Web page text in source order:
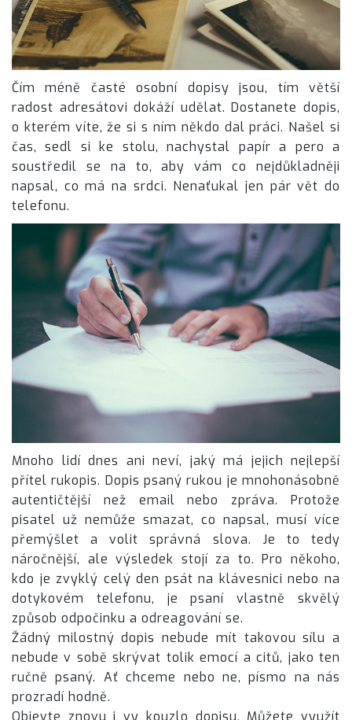
Čím méně časté osobní dopisy jsou, tím větší
radost adresátovi dokáží udělat. Dostanete dopis,
o kterém víte, že si s ním někdo dal práci. Našel si
čas, sedl si ke stolu, nachystal papír a pero a
soustředil se na to, aby vám co nejdůkladněji
napsal, co má na srdci. Nenaťukal jen pár vět do
telefonu.
Mnoho lidí dnes ani neví, jaký má jejich nejlepší
přítel rukopis. Dopis psaný rukou je mnohonásobně
autentičtější než email nebo zpráva. Protože
pisatel už nemůže smazat, co napsal, musí více
přemýšlet a volit správná slova. Je to tedy
náročnější, ale výsledek stojí za to. Pro někoho,
kdo je zvyklý celý den psát na klávesnici nebo na
dotykovém telefonu, je psaní vlastně skvělý
způsob odpočinku a odreagování se.
Žádný milostný dopis nebude mít takovou sílu a
nebude v sobě skrývat tolik emocí a citů, jako ten
ručně psaný. Ať chceme nebo ne, písmo na nás
prozradí hodně.
Objevte znovu i vy kouzlo dopisu. Můžete využít